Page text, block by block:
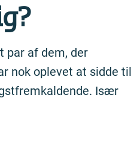
par af dem, der
nok oplevet at sidde til
Især